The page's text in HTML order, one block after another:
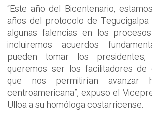
“Este año del Bicentenario,
años del protocolo de
algunas falencias en los
incluiremos acuerdos
pueden tomar los
queremos ser los facilitadores de
que nos permitirían avanzar
centroamericana”, expuso el
Ulloa a su homóloga costarricense.